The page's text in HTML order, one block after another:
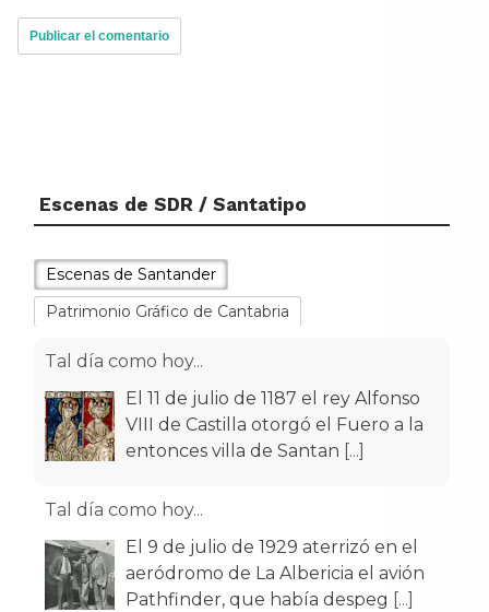
Escenas de SDR / Santatipo
Escenas de Santander
Patrimonio Gráfico de Cantabria
Tal día como hoy...
El 11 de julio de 1187 el rey Alfonso
VIII de Castilla otorgó el Fuero a la
entonces villa de Santan [...]
Tal día como hoy...
El 9 de julio de 1929 aterrizó en el
aeródromo de La Albericia el avión
Pathfinder, que había despeg [...]